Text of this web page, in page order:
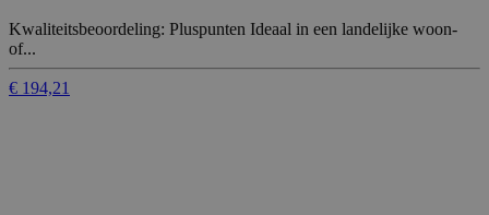
Kwaliteitsbeoordeling: Pluspunten Ideaal in een landelijke woon-
of...
€ 194,21